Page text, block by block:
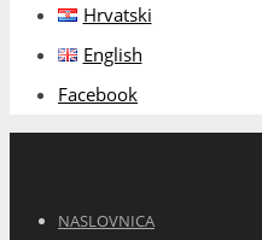
Hrvatski
English
Facebook
NASLOVNICA